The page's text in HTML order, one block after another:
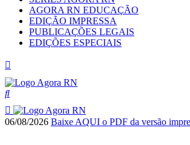
AGORA RN EDUCAÇÃO
EDIÇÃO IMPRESSA
PUBLICAÇÕES LEGAIS
EDIÇÕES ESPECIAIS
06/08/2026 Baixe AQUI o PDF da versão